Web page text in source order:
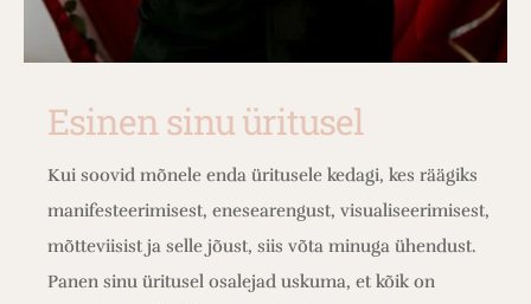
Esinen sinu üritusel
Kui soovid mõnele enda üritusele kedagi, kes räägiks
manifesteerimisest, enesearengust, visualiseerimisest,
mõtteviisist ja selle jõust, siis võta minuga ühendust.
Panen sinu üritusel osalejad uskuma, et kõik on